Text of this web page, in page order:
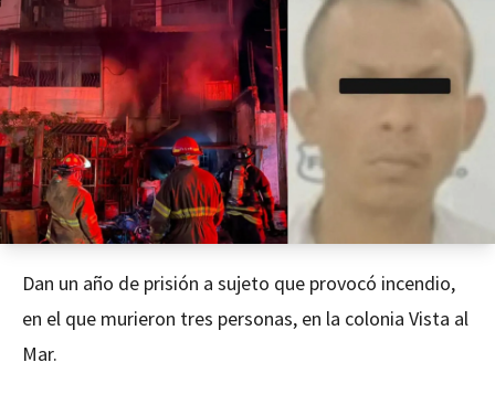
Dan un año de prisión a sujeto que provocó incendio,
en el que murieron tres personas, en la colonia Vista al
Mar.